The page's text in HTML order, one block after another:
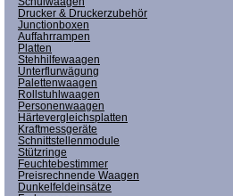
Drucker & Druckerzubehör
Junctionboxen
Auffahrrampen
Platten
Stehhilfewaagen
Unterflurwägung
Palettenwaagen
Rollstuhlwaagen
Personenwaagen
Härtevergleichsplatten
Kraftmessgeräte
Schnittstellenmodule
Stützringe
Feuchtebestimmer
Preisrechnende Waagen
Dunkelfeldeinsätze